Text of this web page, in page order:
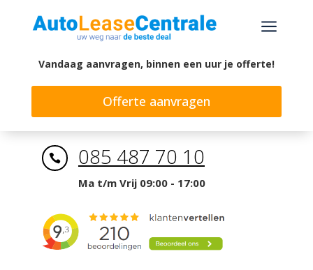
a
Vandaag aanvragen, binnen een uur je offerte!
Offerte aanvragen
 085 487 70 10
Ma t/m Vrij 09:00 - 17:00